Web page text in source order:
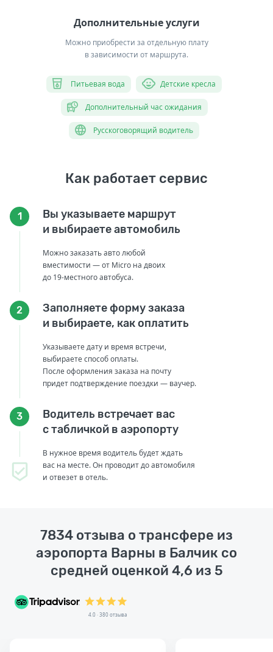
Дополнительные услуги
Можно приобрести за отдельную плату
в зависимости от маршрута.
Питьевая вода Детские кресла
Дополнительный час ожидания
Русскоговорящий водитель
Как работает сервис
1
Вы указываете маршрут
и выбираете автомобиль
Можно заказать авто любой
вместимости — от Micro на двоих
до 19-местного автобуса.
2
Заполняете форму заказа
и выбираете, как оплатить
Указываете дату и время встречи,
выбираете способ оплаты.
После оформления заказа на почту
придет подтверждение поездки — ваучер.
3
Водитель встречает вас
с табличкой в аэропорту
В нужное время водитель будет ждать
вас на месте. Он проводит до автомобиля
и отвезет в отель.
7834 отзыва о трансфере из
аэропорта Варны в Балчик со
средней оценкой 4,6 из 5
4.0 · 380 отзыва